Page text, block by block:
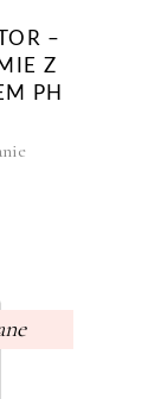
–
Z
PH